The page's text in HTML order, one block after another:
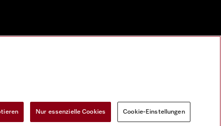
Nur essenzielle Cookies Cookie-Einstellungen